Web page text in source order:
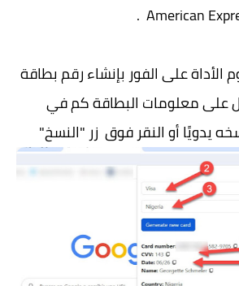
الأداة على الفور بإنشاء رقم بطاقة
على معلومات البطاقة كم في
يدويًا أو النقر فوق زر "النسخ"